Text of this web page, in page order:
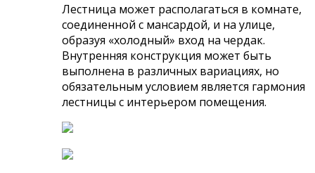
Лестница может располагаться в комнате,
соединенной с мансардой, и на улице,
образуя «холодный» вход на чердак.
Внутренняя конструкция может быть
выполнена в различных вариациях, но
обязательным условием является гармония
лестницы с интерьером помещения.